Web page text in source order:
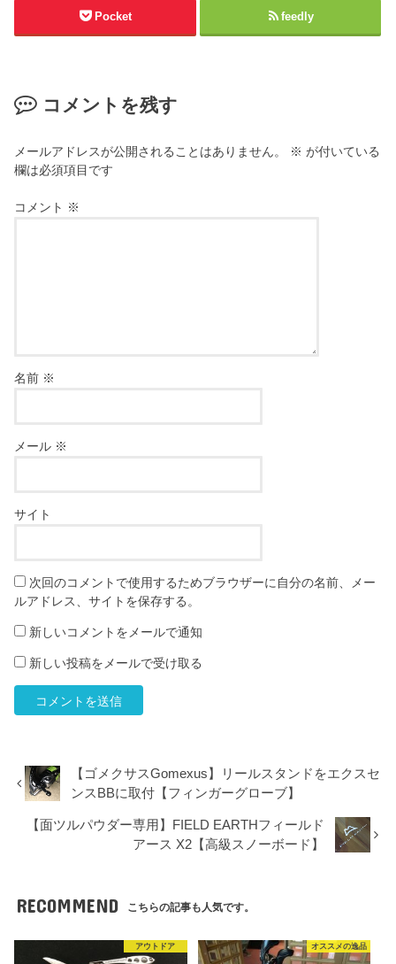
Pocket feedly
コメントを残す
メールアドレスが公開されることはありません。 ※ が付いている
欄は必須項目です
コメント ※
名前 ※
メール ※
サイト
次回のコメントで使用するためブラウザーに自分の名前、メー
ルアドレス、サイトを保存する。
新しいコメントをメールで通知
新しい投稿をメールで受け取る
【ゴメクサスGomexus】リールスタンドをエクスセ
ンスBBに取付【フィンガーグローブ】
【面ツルパウダー専用】FIELD EARTHフィールド
アース X2【高級スノーボード】
RECOMMEND こちらの記事も人気です。
アウトドア オススメの逸品